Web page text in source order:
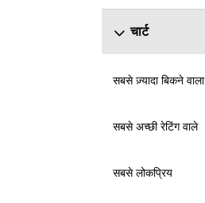
चार्ट
सबसे ज़्यादा बिकने वाला
सबसे अच्छी रेटिंग वाले
सबसे लोकप्रिय